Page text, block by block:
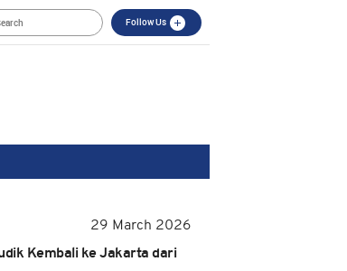
Follow Us
29 March 2026
Kembali ke Jakarta dari